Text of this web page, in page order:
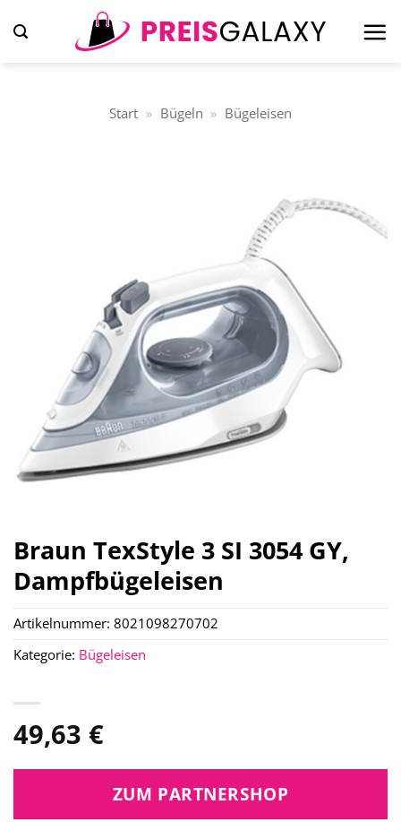
Inhalt
Start » Bügeln » Bügeleisen
Braun TexStyle 3 SI 3054 GY,
Dampfbügeleisen
49,63 €
ZUM PARTNERSHOP
Artikelnummer: 8021098270702
Kategorie: Bügeleisen